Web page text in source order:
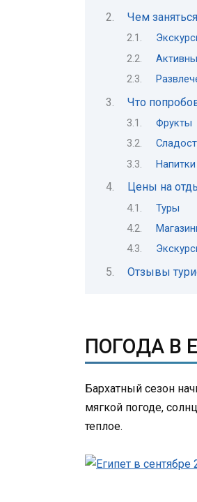
Чем
Что
Фрукты
Напитки
Цены на
Туры
Отзывы
ПОГОДА В
Бархатный сезон
мягкой погоде,
теплое.